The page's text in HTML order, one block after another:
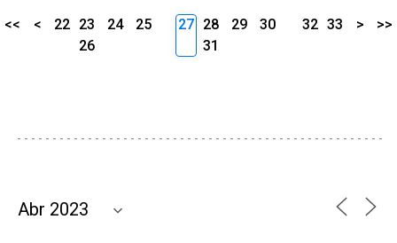
<< < 22 23 24
25
26
27 28 29
30
31
32 33 > >>